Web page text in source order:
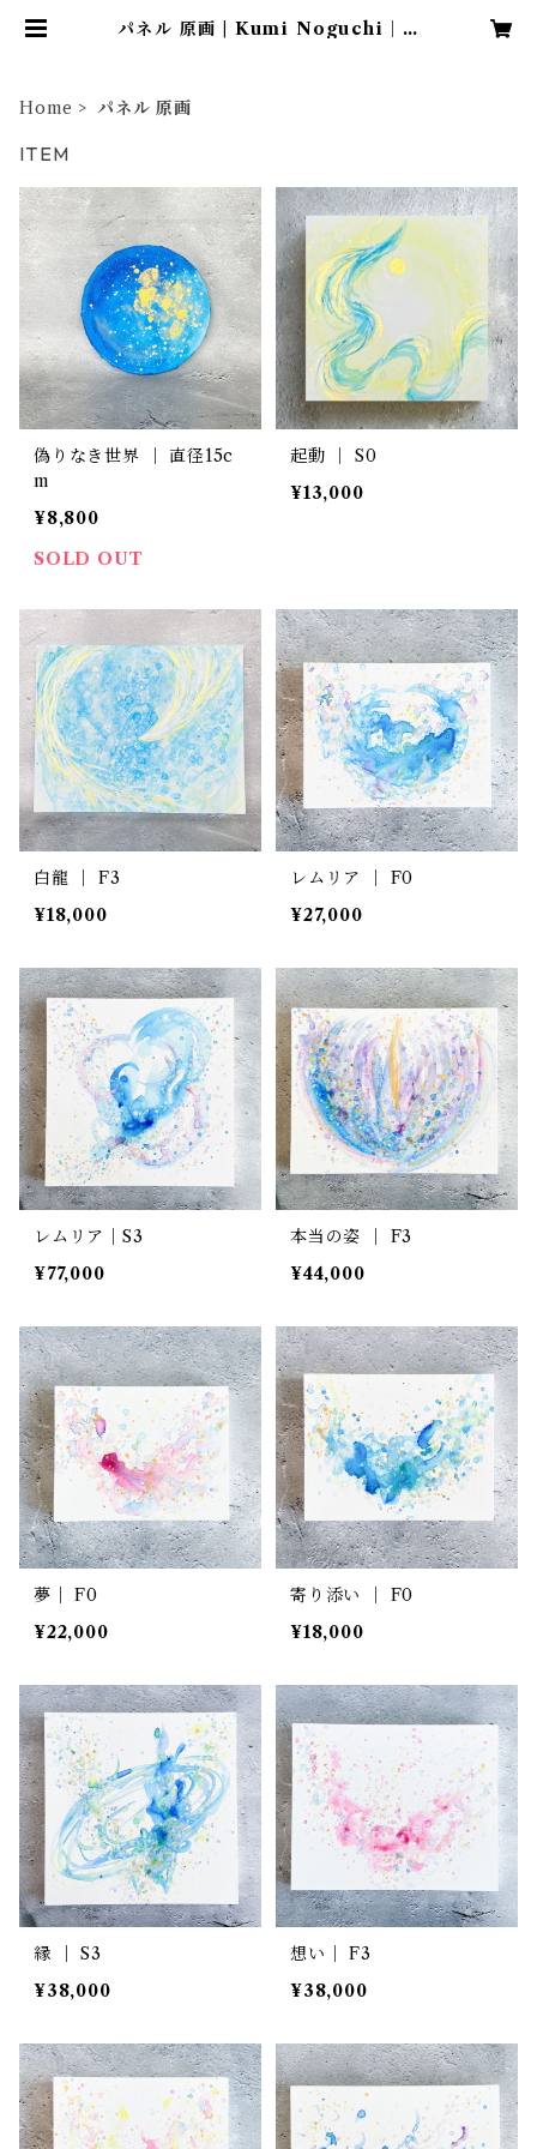
パネル 原画 | Kumi Noguchi｜O
Home パネル 原画
ITEM
偽りなき世界 ｜ 直径15c
m
¥8,800
SOLD OUT
起動 ｜ S0
¥13,000
白龍 ｜ F3
¥18,000
レムリア ｜ F0
¥27,000
レムリア｜S3
¥77,000
本当の姿 ｜ F3
¥44,000
夢｜ F0
¥22,000
寄り添い ｜ F0
¥18,000
縁 ｜ S3
¥38,000
想い｜ F3
¥38,000